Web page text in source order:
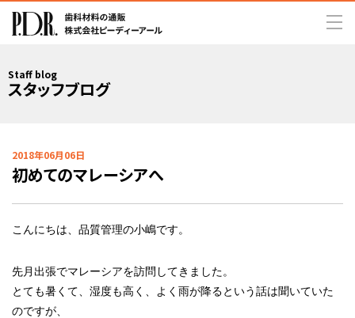
Staff blog
スタッフブログ
2018年06月06日
初めてのマレーシアへ
こんにちは、品質管理の小嶋です。
先月出張でマレーシアを訪問してきました。
とても暑くて、湿度も高く、よく雨が降るという話は聞いていた
のですが、